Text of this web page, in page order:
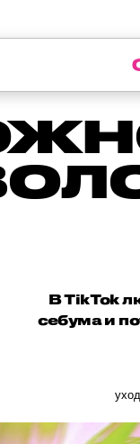
В TikTok
себума и
уход